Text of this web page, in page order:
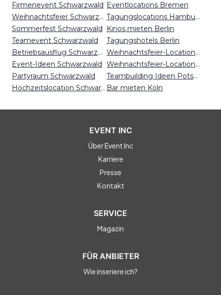
Firmenevent Schwarzwald
Weihnachtsfeier Schwarzwald
Sommerfest Schwarzwald
Teamevent Schwarzwald
Betriebsausflug Schwarzwald
Event-Ideen Schwarzwald
Partyraum Schwarzwald
Hochzeitslocation Schwarzwald
Eventlocations Bremen
Tagungslocations Hamburg
Kinos mieten Berlin
Tagungshotels Berlin
Weihnachtsfeier-Locations Osnabrück
Weihnachtsfeier-Locations Kiel
Teambuilding Ideen Potsdam
Bar mieten Köln
EVENT INC
Über Event Inc
Karriere
Presse
Kontakt
SERVICE
Magazin
FÜR ANBIETER
Wie inseriere ich?